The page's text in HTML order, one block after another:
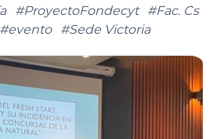
#ProyectoFondecyt
#Fac. Cs
#evento #Sede Victoria